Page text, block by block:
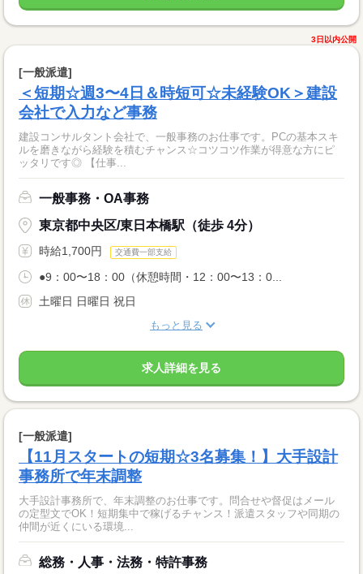
3日以内公開
[一般派遣]
＜短期☆週3〜4日＆時短可☆未経験OK＞建設
会社で入力など事務
建設コンサルタント会社で、一般事務のお仕事です。PCの基本スキ
ルを磨きながら経験を積むチャンス☆コツコツ作業が得意な方にピ
ッタリです◎ 【仕事...
一般事務・OA事務
東京都中央区/東日本橋駅（徒歩 4分）
時給1,700円 交通費一部支給
●9：00〜18：00（休憩時間・12：00〜13：0...
土曜日 日曜日 祝日
もっと見る
求人詳細を見る
[一般派遣]
【11月スタートの短期☆3名募集！】大手設計
事務所で年末調整
大手設計事務所で、年末調整のお仕事です。問合せや督促はメール
の定型文でOK！短期集中で稼げるチャンス！派遣スタッフや同期の
仲間が近くにいる環境...
総務・人事・法務・特許事務